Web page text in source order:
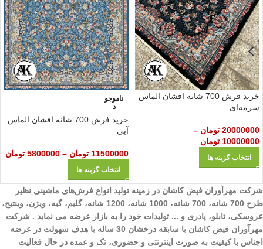
خرید فرش 700 شانه افشان الماس
سرمه‌ای
20000000 تومان –
10000000 تومان
انتخاب گزینه ها
ناموجو
د
خرید فرش 700 شانه افشان الماس
آبی
11500000 تومان –
5800000 تومان
انتخاب گزینه ها
شرکت مهرآوران فیض کاشان در زمینه تولید انواع فرش‌های ماشینی نظیر
طرح 700 شانه، 700 شانه، 1000 شانه، 1200 شانه، گلیم، گبه، ویژن، وینتیج،
عروسکی، تابلو، پادری و ... تولیدات خود را به بازار عرضه می نماید . شرکت
مهرآوران فیض کاشان با سابقه درخشان 30 ساله با هدف سهولت در عرضه
اجناس با کیفیت به صورت اینترنتی و حضوری، تک و عمده در حال فعالیت